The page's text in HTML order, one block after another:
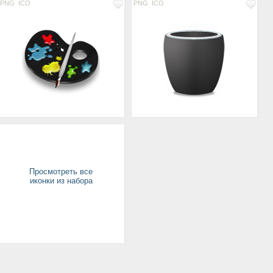
PNG ICO PNG ICO
Просмотреть все
иконки из набора